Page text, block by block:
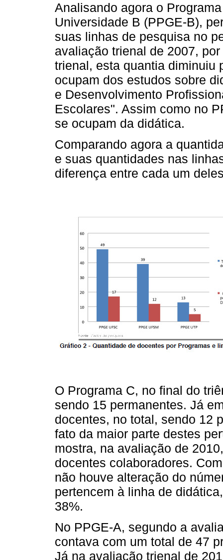
Analisando agora o
Universidade B (PPGE-B),
suas linhas de pesquisa no
avaliação trienal de 2007,
trienal, esta quantia diminuiu
ocupam dos estudos sobre
e Desenvolvimento
Escolares". Assim como no
se ocupam da didática.
Comparando agora a
e suas quantidades nas
diferença entre cada um
O Programa C, no final do
sendo 15 permanentes. Já
docentes, no total, sendo 12
fato da maior parte destes
mostra, na avaliação de
docentes colaboradores.
não houve alteração do
pertencem à linha de
38%.
No PPGE-A, segundo a
contava com um total de 47
Já na avaliação trienal de